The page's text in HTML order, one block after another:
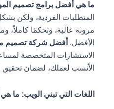
ما هي أفضل برامج تصميم
المتطلبات الفردية، ولكن بشكل
مرونة عالية، وتحكمًا كاملاً،
الأفضل.أفضل شركة تصميم
الاستشارات المتخصصة
الأنسب لعملك، لضمان تحقيق
اللغات التي تبني الويب: ما هي